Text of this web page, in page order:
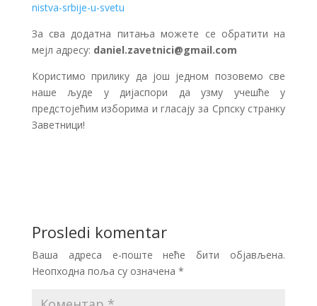
nistva-srbije-u-svetu
За сва додатна питања можете се обратити на
мејл адресу: daniel.zavetnici@gmail.com
Користимо прилику да још једном позовемо све
наше људе у дијаспори да узму учешће у
предстојећим изборима и гласају за Српску странку
Заветници!
Prosledi komentar
Ваша адреса е-поште неће бити објављена.
Неопходна поља су означена *